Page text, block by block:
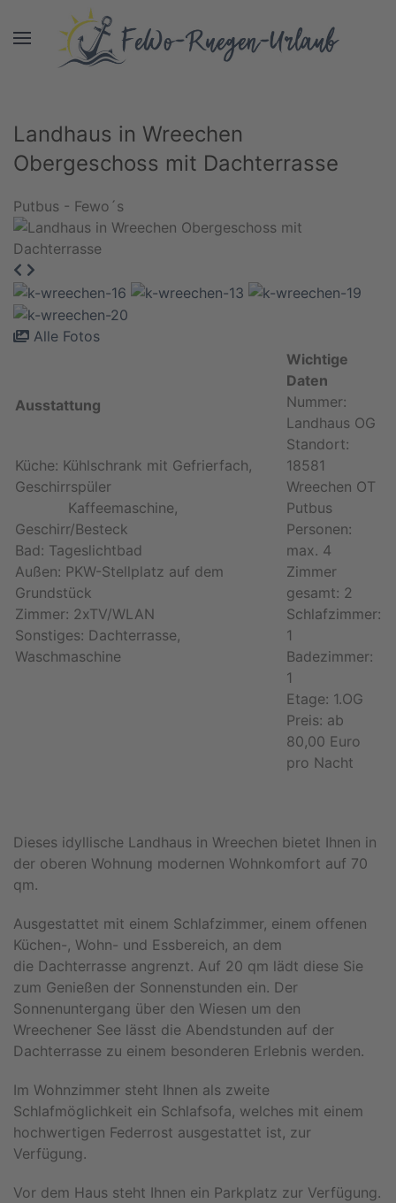
Landhaus in Wreechen
Obergeschoss mit Dachterrasse
Putbus - Fewo´s
Alle Fotos
Ausstattung
Küche: Kühlschrank mit Gefrierfach,
Geschirrspüler
Kaffeemaschine,
Geschirr/Besteck
Bad: Tageslichtbad
Außen: PKW-Stellplatz auf dem
Grundstück
Zimmer: 2xTV/WLAN
Sonstiges: Dachterrasse,
Waschmaschine
Wichtige
Daten
Nummer:
Landhaus OG
Standort:
18581
Wreechen OT
Putbus
Personen:
max. 4
Zimmer
gesamt: 2
Schlafzimmer:
1
Badezimmer:
1
Etage: 1.OG
Preis: ab
80,00 Euro
pro Nacht
Dieses idyllische Landhaus in Wreechen bietet Ihnen in
der oberen Wohnung modernen Wohnkomfort auf 70
qm.
Ausgestattet mit einem Schlafzimmer, einem offenen
Küchen-, Wohn- und Essbereich, an dem
die Dachterrasse angrenzt. Auf 20 qm lädt diese Sie
zum Genießen der Sonnenstunden ein. Der
Sonnenuntergang über den Wiesen um den
Wreechener See lässt die Abendstunden auf der
Dachterrasse zu einem besonderen Erlebnis werden.
Im Wohnzimmer steht Ihnen als zweite
Schlafmöglichkeit ein Schlafsofa, welches mit einem
hochwertigen Federrost ausgestattet ist, zur
Verfügung.
Vor dem Haus steht Ihnen ein Parkplatz zur Verfügung.